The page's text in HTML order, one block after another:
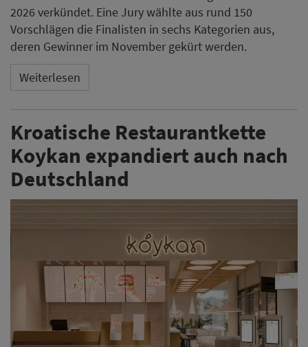
2026 verkündet. Eine Jury wählte aus rund 150
Vorschlägen die Finalisten in sechs Kategorien aus,
deren Gewinner im November gekürt werden.
Weiterlesen
Kroatische Restaurantkette
Koykan expandiert auch nach
Deutschland